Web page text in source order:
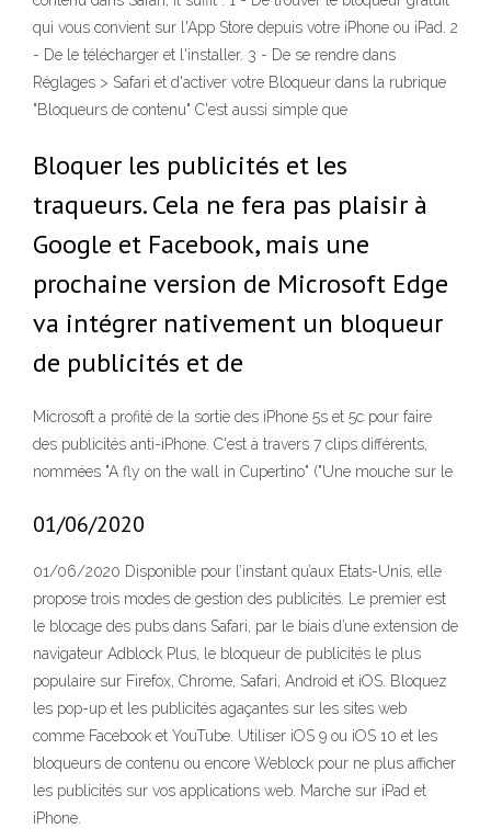
qui vous convient sur l'App Store depuis votre iPhone ou iPad. 2
- De le télécharger et l'installer. 3 - De se rendre dans
Réglages > Safari et d'activer votre Bloqueur dans la rubrique
"Bloqueurs de contenu" C'est aussi simple que
Bloquer les publicités et les
traqueurs. Cela ne fera pas plaisir à
Google et Facebook, mais une
prochaine version de Microsoft Edge
va intégrer nativement un bloqueur
de publicités et de
Microsoft a profité de la sortie des iPhone 5s et 5c pour faire
des publicités anti-iPhone. C'est à travers 7 clips différents,
nommées "A fly on the wall in Cupertino" ("Une mouche sur le
01/06/2020
01/06/2020 Disponible pour l’instant qu’aux Etats-Unis, elle
propose trois modes de gestion des publicités. Le premier est
le blocage des pubs dans Safari, par le biais d’une extension de
navigateur Adblock Plus, le bloqueur de publicités le plus
populaire sur Firefox, Chrome, Safari, Android et iOS. Bloquez
les pop-up et les publicités agaçantes sur les sites web
comme Facebook et YouTube. Utiliser iOS 9 ou iOS 10 et les
bloqueurs de contenu ou encore Weblock pour ne plus afficher
les publicités sur vos applications web. Marche sur iPad et
iPhone.